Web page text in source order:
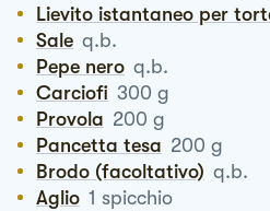
Lievito istantaneo per
Sale q.b.
Pepe nero q.b.
Carciofi 300 g
Provola 200 g
Pancetta tesa 200 g
Brodo (facoltativo) q.b.
Aglio 1 spicchio